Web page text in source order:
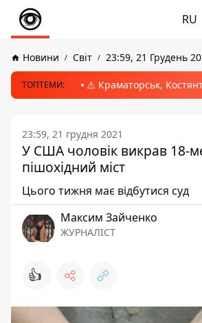
RU
Новини Світ 23:59, 21 Грудень
ТОПТЕМИ: ⚠️ Краматорськ,
23:59, 21 грудня 2021
У США чоловік викрав 18-
пішохідний міст
Цього тижня має відбутися суд
Максим Зайченко
ЖУРНАЛІСТ
👍